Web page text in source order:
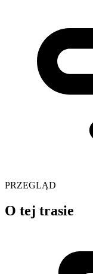
PRZEGLĄD
O tej trasie